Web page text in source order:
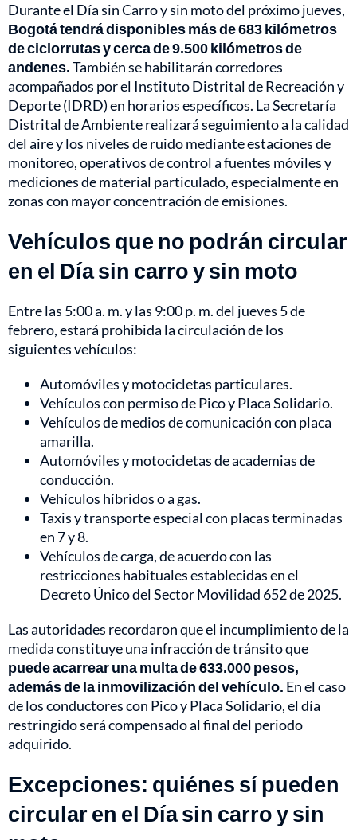
Durante el Día sin Carro y sin moto del próximo jueves,
Bogotá tendrá disponibles más de 683 kilómetros
de ciclorrutas y cerca de 9.500 kilómetros de
andenes.También se habilitarán corredores
acompañados por el Instituto Distrital de Recreación y
Deporte (IDRD) en horarios específicos. La Secretaría
Distrital de Ambiente realizará seguimiento a la calidad
del aire y los niveles de ruido mediante estaciones de
monitoreo, operativos de control a fuentes móviles y
mediciones de material particulado, especialmente en
zonas con mayor concentración de emisiones.
Vehículos que no podrán circular
en el Día sin carro y sin moto
Entre las 5:00 a. m. y las 9:00 p. m. del jueves 5 de
febrero, estará prohibida la circulación de los
siguientes vehículos:
Automóviles y motocicletas particulares.
Vehículos con permiso de Pico y Placa Solidario.
Vehículos de medios de comunicación con placa
amarilla.
Automóviles y motocicletas de academias de
conducción.
Vehículos híbridos o a gas.
Taxis y transporte especial con placas terminadas
en 7 y 8.
Vehículos de carga, de acuerdo con las
restricciones habituales establecidas en el
Decreto Único del Sector Movilidad 652 de 2025.
Las autoridades recordaron que el incumplimiento de la
medida constituye una infracción de tránsito que
puede acarrear una multa de 633.000 pesos,
además de la inmovilización del vehículo. En el caso
de los conductores con Pico y Placa Solidario, el día
restringido será compensado al final del periodo
adquirido.
Excepciones: quiénes sí pueden
circular en el Día sin carro y sin